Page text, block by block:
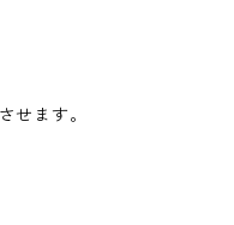
せます。